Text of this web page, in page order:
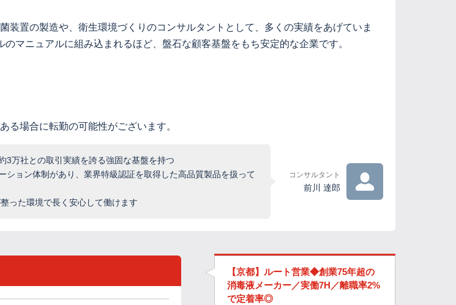
置の製造や、衛生環境づくりのコンサルタントとして、多くの実績をあげていま
マニュアルに組み込まれるほど、盤石な顧客基盤をもち安定的な企業です。
る場合に転勤の可能性がございます。
3万社との取引実績を誇る強固な基盤を持つ
ション体制があり、業界特級認証を取得した高品質製品を扱って
った環境で長く安心して働けます
コンサルタント
前川 達郎
【京都】ルート営業◆創業75年超の
消毒液メーカー／実働7H／離職率2%
で定着率◎